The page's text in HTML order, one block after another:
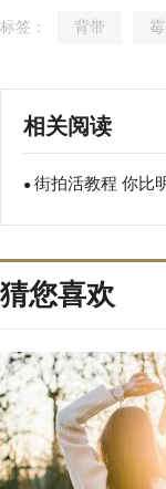
标签： 背带
相关阅读
● 街拍活教程 你比
猜您喜欢